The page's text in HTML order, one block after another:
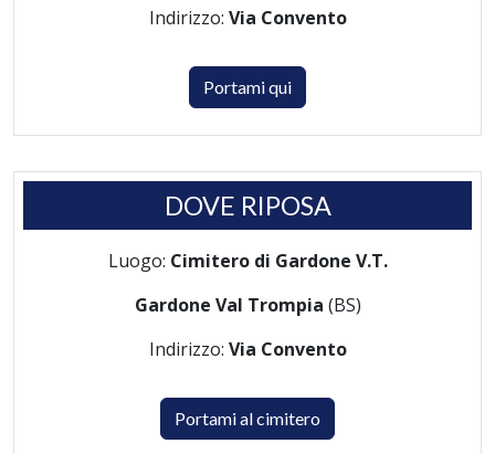
Indirizzo: Via Convento
Portami qui
DOVE RIPOSA
Luogo: Cimitero di Gardone V.T.
Gardone Val Trompia (BS)
Indirizzo: Via Convento
Portami al cimitero